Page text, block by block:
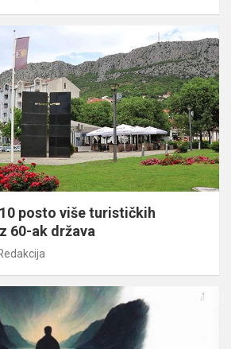
posto više turističkih
60-ak država